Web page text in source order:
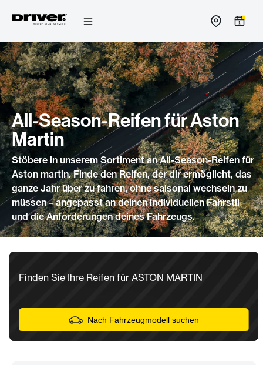
Zum
Inhalt
springen
All-Season-Reifen für Aston
Martin
Stöbere in unserem Sortiment an All-Season-Reifen für
Aston martin. Finde den Reifen, der dir ermöglicht, das
ganze Jahr über zu fahren, ohne saisonal wechseln zu
müssen – angepasst an deinen individuellen Fahrstil
und die Anforderungen deines Fahrzeugs.
Finden Sie Ihre Reifen für ASTON MARTIN
Nach Fahrzeugmodell suchen